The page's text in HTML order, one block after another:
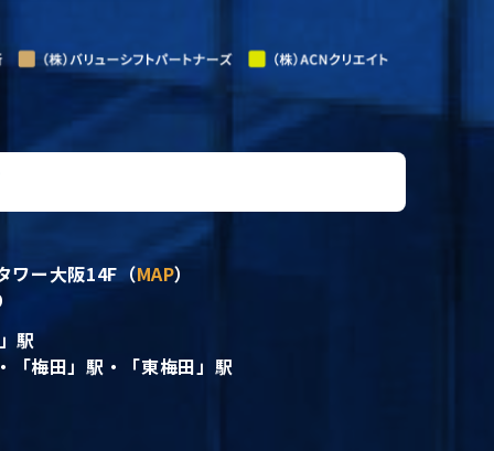
ワー大阪14F（MAP）
駅
「梅田」駅・「東梅田」駅